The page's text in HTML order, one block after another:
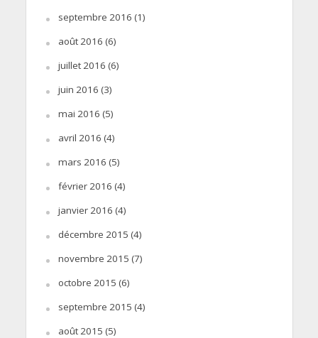
septembre 2016 (1)
août 2016 (6)
juillet 2016 (6)
juin 2016 (3)
mai 2016 (5)
avril 2016 (4)
mars 2016 (5)
février 2016 (4)
janvier 2016 (4)
décembre 2015 (4)
novembre 2015 (7)
octobre 2015 (6)
septembre 2015 (4)
août 2015 (5)